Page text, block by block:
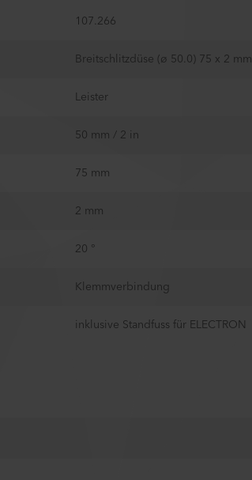
107.266
Breitschlitzdüse (ø 50.0) 75 x 2 mm
Leister
50 mm / 2 in
75 mm
2 mm
20 °
Klemmverbindung
inklusive Standfuss für ELECTRON